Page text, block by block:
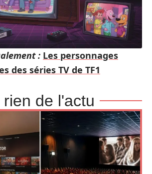
: Les personnages
des séries TV de TF1
de l'actu